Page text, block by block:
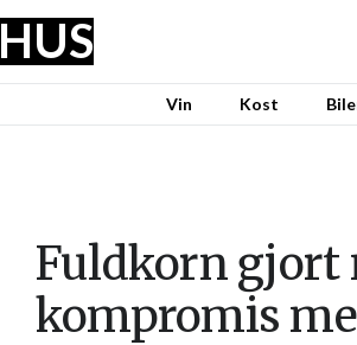
HUS
Vin Kost
Fuldkorn gjort
kompromis